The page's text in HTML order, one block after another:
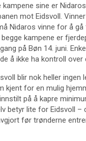
kampene sine er
mot Eidsvoll.
Nidaros vinne for å gå
kampene er
på Bøn 14. juni.
å ikke ha kontroll over
blir nok heller ingen
kjent for en mulig
på å kapre
betyr lite for Eidsvoll –
før trønderne